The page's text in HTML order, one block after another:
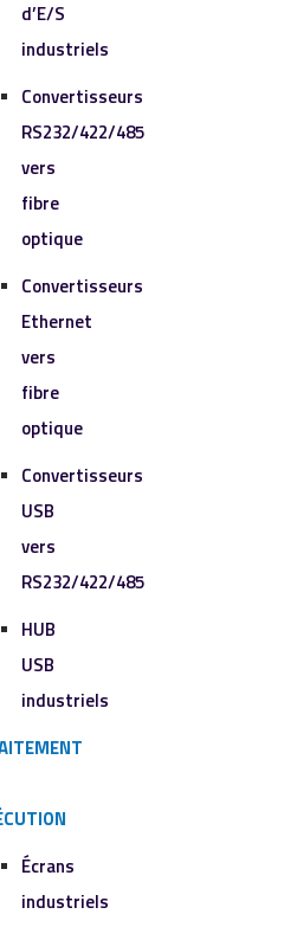
d’E/S
industriels
Convertisseurs
RS232/422/485
vers
fibre
optique
Convertisseurs
Ethernet
vers
fibre
optique
Convertisseurs
USB
vers
RS232/422/485
HUB
USB
industriels
Écrans
industriels